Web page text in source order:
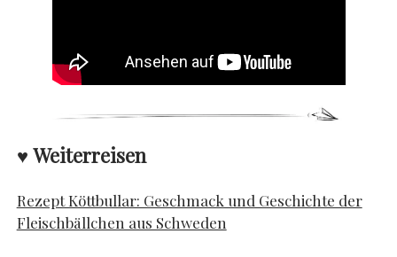
♥ Weiterreisen
Rezept Köttbullar: Geschmack und Geschichte der
Fleischbällchen aus Schweden